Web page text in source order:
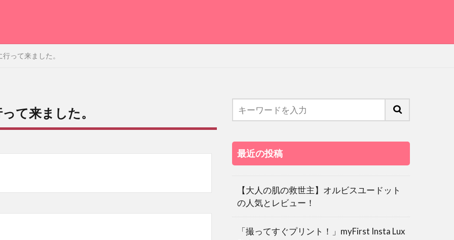
って来ました。
て来ました。
最近の投稿
【大人の肌の救世主】オルビスユードット
の人気とレビュー！
「撮ってすぐプリント！」myFirst Insta Lux